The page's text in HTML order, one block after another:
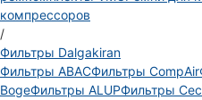
компрессоров
/
Фильтры Dalgakiran
Фильтры ABACФильтры CompAir
BogeФильтры ALUPФильтры